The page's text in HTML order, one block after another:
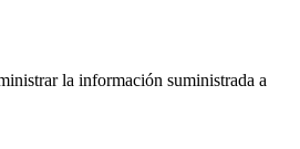
la información suministrada a